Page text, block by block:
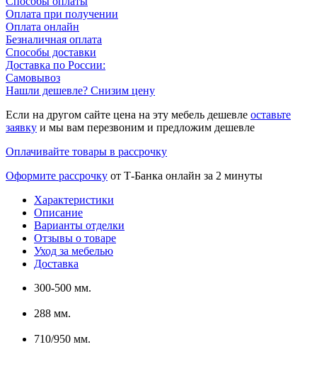
Оплата при получении
Оплата онлайн
Безналичная оплата
Способы доставки
Доставка по России:
Самовывоз
Нашли дешевле? Снизим цену
Если на другом сайте цена на эту мебель дешевле оставьте
заявку и мы вам перезвоним и предложим дешевле
Оплачивайте товары в рассрочку
Оформите рассрочку от Т-Банка онлайн за 2 минуты
Характеристики
Описание
Варианты отделки
Отзывы о товаре
Уход за мебелью
Доставка
300-500 мм.
288 мм.
710/950 мм.